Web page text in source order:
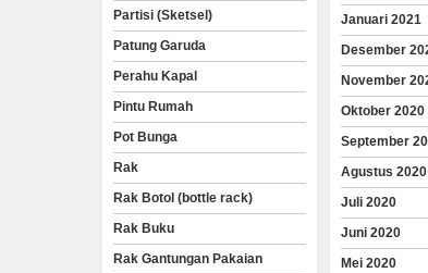
Partisi (Sketsel)
Patung Garuda
Perahu Kapal
Pintu Rumah
Pot Bunga
Rak
Rak Botol (bottle rack)
Rak Buku
Rak Gantungan Pakaian
Januari 2021
Desember
November
Oktober 2020
September
Agustus 2020
Juli 2020
Juni 2020
Mei 2020